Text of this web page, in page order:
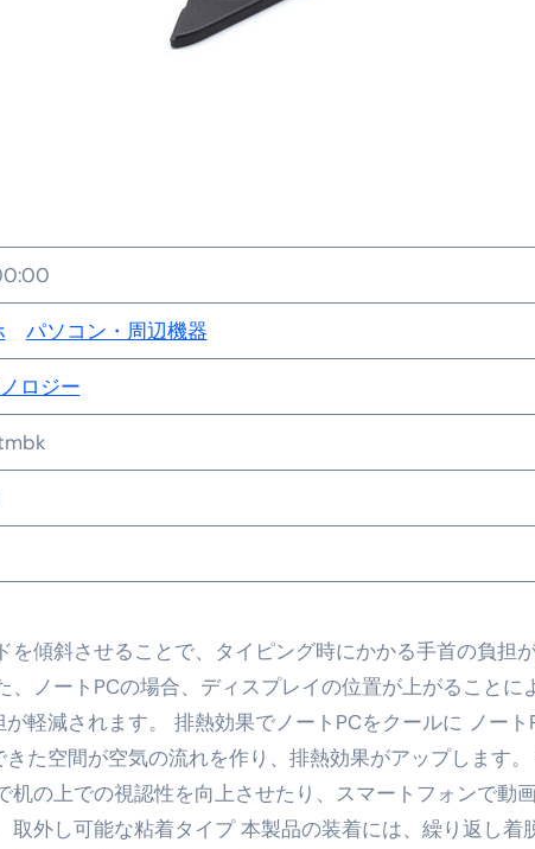
けるとリスクが高い #shorts
コインに695万円も投資してる営業39歳サラリーマン【
！初心者でも成果を出す電話の仕方はコレ！
すめの資金調達4選
なこと7選
い4選#Shorts
ット
実
なるの？①【30秒でわかる効果まとめ】#アーモンド #ダ
返済か、自己破産かひろゆきさんならどちらを選びますか？
っても返金されません
めドメイン特集- ビジネスの信用を築く――そのすべての起
完全攻略ガイド 今こそ買い時！ゲーミングPC・高性能BTO
パソコン・周辺機器
ロジー
傾斜させることで、タイピング時にかかる手首の負担
ノートPCの場合、ディスプレイの位置が上がることに
軽減されます。 排熱効果でノートPCをクールに ノート
た空間が空気の流れを作り、排熱効果がアップします
の上での視認性を向上させたり、スマートフォンで動
外し可能な粘着タイプ 本製品の装着には、繰り返し着